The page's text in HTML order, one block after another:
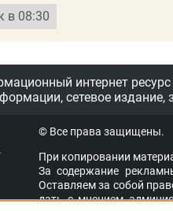
в 08:30
интернет ресурс
сетевое издание,
© Все права защищены.
При копировании
За содержание
Остав­ля­ем за со­бой
дать с мне­ни­ем